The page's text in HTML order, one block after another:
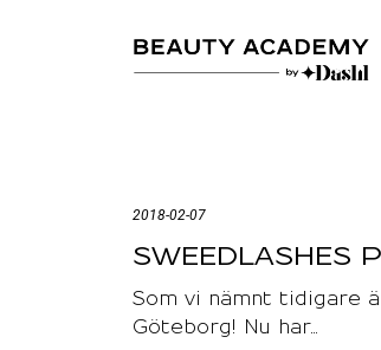
2018-02-07
SWEEDLASHES
Som vi nämnt tidigare
Göteborg! Nu har…